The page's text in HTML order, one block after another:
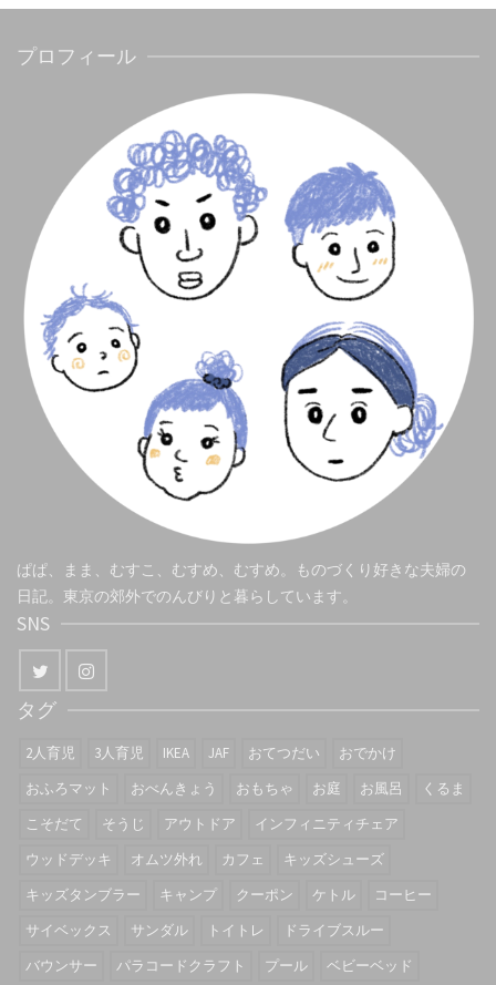
プロフィール
ぱぱ、まま、むすこ、むすめ、むすめ。ものづくり好きな夫婦の
日記。東京の郊外でのんびりと暮らしています。
SNS
タグ
2人育児 3人育児 IKEA JAF おてつだい
おでかけ
おふろマット
おべんきょう おもちゃ お庭 お風呂
くるま
こそだて
そうじ アウトドア
インフィニティチェア
ウッドデッキ
オムツ外れ カフェ
キッズシューズ
キッズタンブラー
キャンプ クーポン ケトル
コーヒー
サイベックス
サンダル トイトレ
ドライブスルー
バウンサー
パラコードクラフト プール ベビーベッド